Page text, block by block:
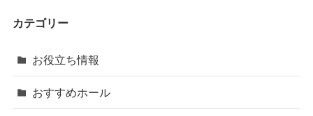
カテゴリー
お役立ち情報
おすすめホール